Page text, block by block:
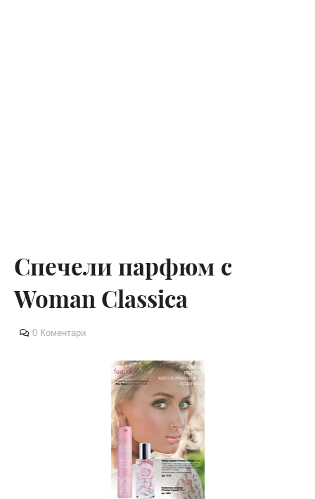
Спечели парфюм с
Woman Classica
0 Коментари